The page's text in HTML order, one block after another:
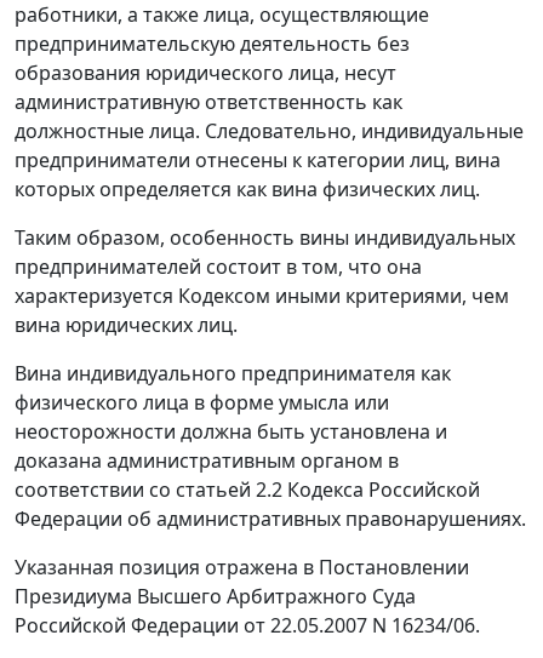
работники, а также лица, осуществляющие
предпринимательскую деятельность без
образования юридического лица, несут
административную ответственность как
должностные лица. Следовательно, индивидуальные
предприниматели отнесены к категории лиц, вина
которых определяется как вина физических лиц.
Таким образом, особенность вины индивидуальных
предпринимателей состоит в том, что она
характеризуется Кодексом иными критериями, чем
вина юридических лиц.
Вина индивидуального предпринимателя как
физического лица в форме умысла или
неосторожности должна быть установлена и
доказана административным органом в
соответствии со статьей 2.2 Кодекса Российской
Федерации об административных правонарушениях.
Указанная позиция отражена в Постановлении
Президиума Высшего Арбитражного Суда
Российской Федерации от 22.05.2007 N 16234/06.